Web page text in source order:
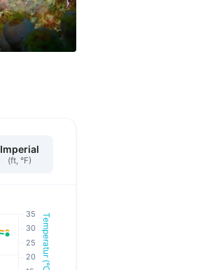
Imperial
(ft, °F)